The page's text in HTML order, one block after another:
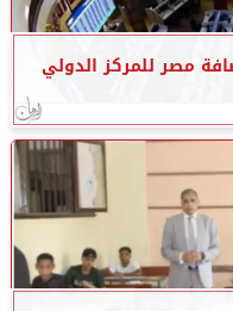
مصر للمركز الدولي